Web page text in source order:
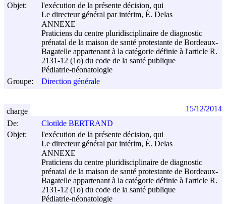
Objet:
l'exécution de la présente décision, qui
Le directeur général par intérim, É. Delas
ANNEXE
Praticiens du centre pluridisciplinaire de diagnostic
prénatal de la maison de santé protestante de Bordeaux-
Bagatelle appartenant à la catégorie définie à l'article R.
2131-12 (1o) du code de la santé publique
Pédiatrie-néonatologie
Groupe:
Direction générale
De:
Clotilde BERTRAND
Objet:
l'exécution de la présente décision, qui
Le directeur général par intérim, É. Delas
ANNEXE
Praticiens du centre pluridisciplinaire de diagnostic
prénatal de la maison de santé protestante de Bordeaux-
Bagatelle appartenant à la catégorie définie à l'article R.
2131-12 (1o) du code de la santé publique
Pédiatrie-néonatologie
charge 15/12/2014